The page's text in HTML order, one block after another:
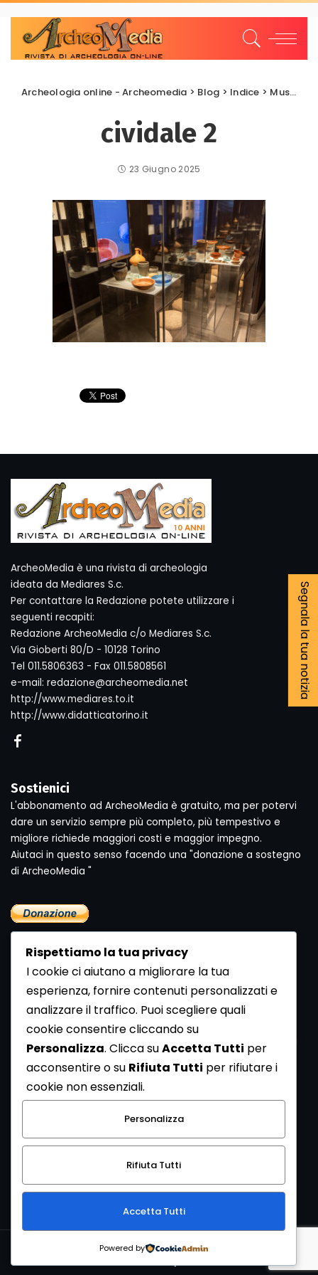
Archeologia online - Archeomedia > Blog > Indice > Musei Archeologici
cividale 2
23 Giugno 2025
Segnala la tua notizia
ArcheoMedia è una rivista di archeologia
ideata da Mediares S.c.
Per contattare la Redazione potete utilizzare i
seguenti recapiti:
Redazione ArcheoMedia c/o Mediares S.c.
Via Gioberti 80/D - 10128 Torino
Tel 011.5806363 - Fax 011.5808561
e-mail: redazione@archeomedia.net
http://www.mediares.to.it
http://www.didatticatorino.it
Sostienici
L'abbonamento ad ArcheoMedia è gratuito, ma per potervi
dare un servizio sempre più completo, più tempestivo e
migliore richiede maggiori costi e maggior impegno.
Aiutaci in questo senso facendo una "donazione a sostegno
di ArcheoMedia "
Newsletter
Se vuoi ricevere la Rivista gratuita di archeologia realizzata
dalla Redazione di ArcheoMedia iscriviti alla nostra
Newsletter [Clicca Qui]
Con l'invio del messaggio l'utente dichiara di aver letto
l’informativa sulla privacy e di acconsentire al trattamento
dei propri dati personali.
Copyright © 1999-2026Mediares S.c.PI 07341730013 - [
Rispettiamo la tua privacy
I cookie ci aiutano a migliorare la tua
esperienza, fornire contenuti personalizzati e
analizzare il traffico. Puoi scegliere quali
cookie consentire cliccando su
Personalizza. Clicca suAccetta Tutti per
acconsentire o su Rifiuta Tutti per rifiutare i
cookie non essenziali.
Personalizza
Rifiuta Tutti
Accetta Tutti
Powered by